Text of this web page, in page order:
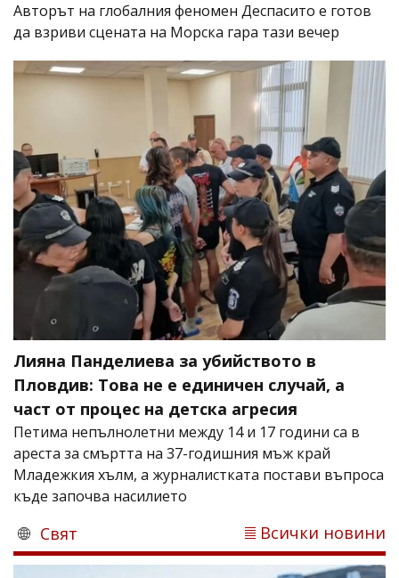
Авторът на глобалния феномен Деспасито е готов
да взриви сцената на Морска гара тази вечер
Лияна Панделиева за убийството в
Пловдив: Това не е единичен случай, а
част от процес на детска агресия
Петима непълнолетни между 14 и 17 години са в
ареста за смъртта на 37-годишния мъж край
Младежкия хълм, а журналистката постави въпроса
къде започва насилието
Свят Всички новини